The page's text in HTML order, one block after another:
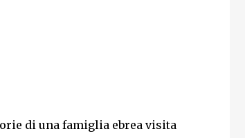
di una famiglia ebrea visita